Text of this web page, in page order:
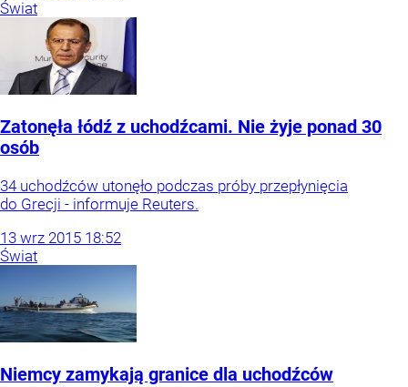
Świat
Zatonęła łódź z uchodźcami. Nie żyje ponad 30
osób
34 uchodźców utonęło podczas próby przepłynięcia
do Grecji - informuje Reuters.
13 wrz 2015 18:52
Świat
Niemcy zamykają granice dla uchodźców